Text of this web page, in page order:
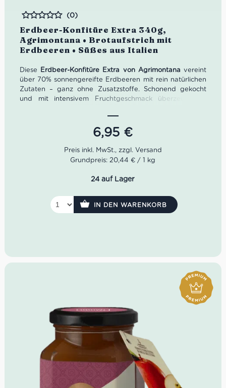
Erdbeer-Konfitüre Extra 340g,
Agrimontana • Brotaufstrich mit
Erdbeeren • Süßes aus Italien
Bewertet
(0)
Diese Erdbeer-Konfitüre Extra von Agrimontana vereint
über 70% sonnengereifte Erdbeeren mit rein natürlichen
Zutaten – ganz ohne Zusatzstoffe. Schonend gekocht
und mit intensivem Fruchtgeschmack überzeugt sie
Frühstück, Gebäck oder Desserts.
6,95 €
Grundpreis: 20,44 € / 1 kg
24 auf Lager
IN DEN WARENKORB